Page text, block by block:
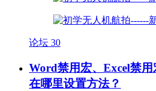
论坛 30
Word禁用宏、Excel禁
在哪里设置方法？